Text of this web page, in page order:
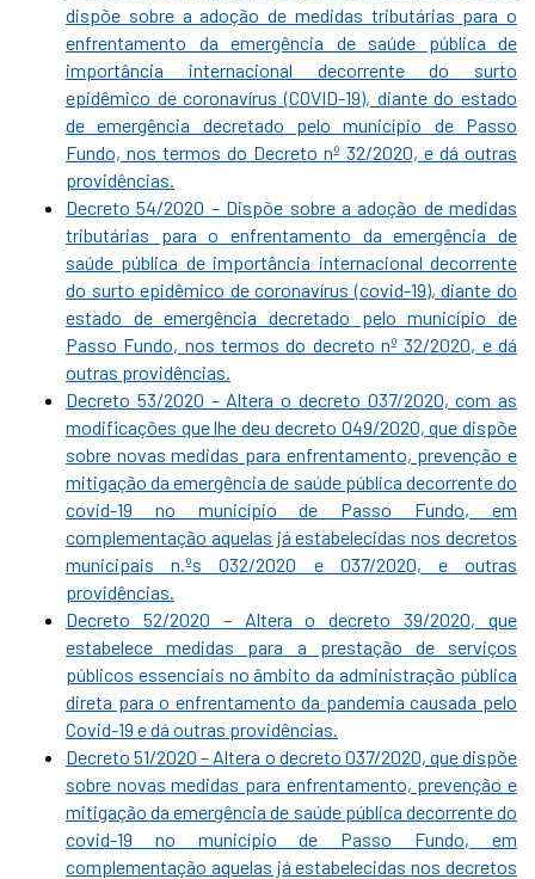
dispõe sobre a adoção de medidas tributárias para o
enfrentamento da emergência de saúde pública de
importância internacional decorrente do surto
epidêmico de coronavírus (COVID-19), diante do estado
de emergência decretado pelo município de Passo
Fundo, nos termos do Decreto nº 32/2020, e dá outras
providências.
Decreto 54/2020 – Dispõe sobre a adoção de medidas
tributárias para o enfrentamento da emergência de
saúde pública de importância internacional decorrente
do surto epidêmico de coronavírus (covid-19), diante do
estado de emergência decretado pelo município de
Passo Fundo, nos termos do decreto nº 32/2020, e dá
outras providências.
Decreto 53/2020 – Altera o decreto 037/2020, com as
modificações que lhe deu decreto 049/2020, que dispõe
sobre novas medidas para enfrentamento, prevenção e
mitigação da emergência de saúde pública decorrente do
covid-19 no município de Passo Fundo, em
complementação aquelas já estabelecidas nos decretos
municipais n.ºs 032/2020 e 037/2020, e outras
providências.
Decreto 52/2020 – Altera o decreto 39/2020, que
estabelece medidas para a prestação de serviços
públicos essenciais no âmbito da administração pública
direta para o enfrentamento da pandemia causada pelo
Covid-19 e dá outras providências.
Decreto 51/2020 – Altera o decreto 037/2020, que dispõe
sobre novas medidas para enfrentamento, prevenção e
mitigação da emergência de saúde pública decorrente do
covid-19 no município de Passo Fundo, em
complementação aquelas já estabelecidas nos decretos